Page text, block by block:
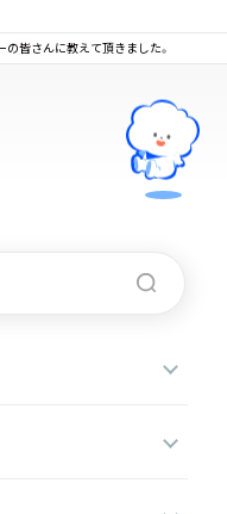
の皆さんに教えて頂きました。